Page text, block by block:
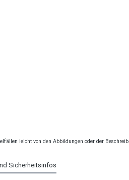
leicht von den Abbildungen oder der
Sicherheitsinfos